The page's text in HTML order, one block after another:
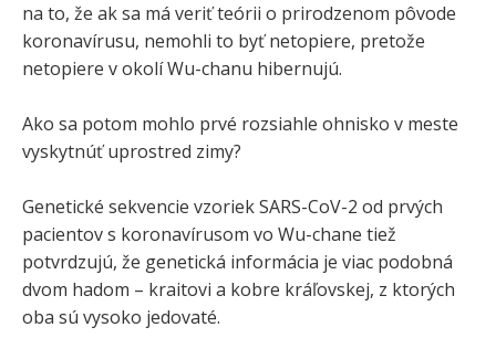
na to, že ak sa má veriť teórii o prirodzenom pôvode
koronavírusu, nemohli to byť netopiere, pretože
netopiere v okolí Wu-chanu hibernujú.
Ako sa potom mohlo prvé rozsiahle ohnisko v meste
vyskytnúť uprostred zimy?
Genetické sekvencie vzoriek SARS-CoV-2 od prvých
pacientov s koronavírusom vo Wu-chane tiež
potvrdzujú, že genetická informácia je viac podobná
dvom hadom – kraitovi a kobre kráľovskej, z ktorých
oba sú vysoko jedovaté.